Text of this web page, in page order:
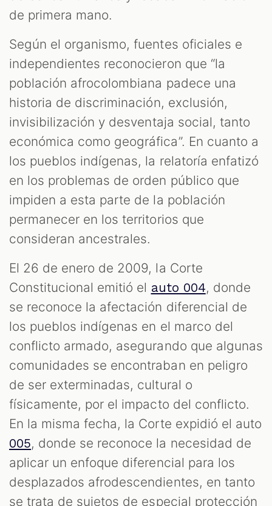
de primera mano.
Según el organismo, fuentes oficiales e
independientes reconocieron que “la
población afrocolombiana padece una
historia de discriminación, exclusión,
invisibilización y desventaja social, tanto
económica como geográfica”. En cuanto a
los pueblos indígenas, la relatoría enfatizó
en los problemas de orden público que
impiden a esta parte de la población
permanecer en los territorios que
consideran ancestrales.
El 26 de enero de 2009, la Corte
Constitucional emitió el auto 004, donde
se reconoce la afectación diferencial de
los pueblos indígenas en el marco del
conflicto armado, asegurando que algunas
comunidades se encontraban en peligro
de ser exterminadas, cultural o
físicamente, por el impacto del conflicto.
En la misma fecha, la Corte expidió el auto
005, donde se reconoce la necesidad de
aplicar un enfoque diferencial para los
desplazados afrodescendientes, en tanto
se trata de sujetos de especial protección